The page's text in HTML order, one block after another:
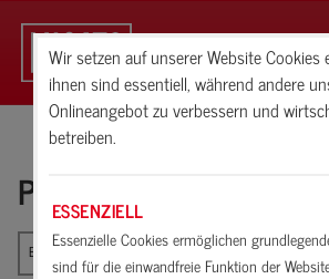
Wir setzen auf unserer Website Cookies
ihnen sind essentiell, während andere
Onlineangebot zu verbessern und
betreiben.
ESSENZIELL
Essenzielle Cookies ermöglichen
sind für die einwandfreie Funktion der
PRODUKTE
Bodenbelagsklebstoffe